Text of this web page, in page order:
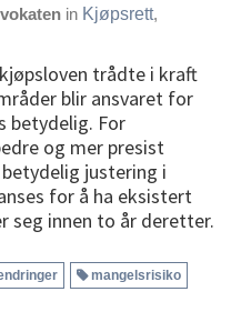
in Kjøpsrett,
trådte i kraft
blir ansvaret for
betydelig. For
og mer presist
justering i
for å ha eksistert
seg innen to år deretter.
mangelsrisiko